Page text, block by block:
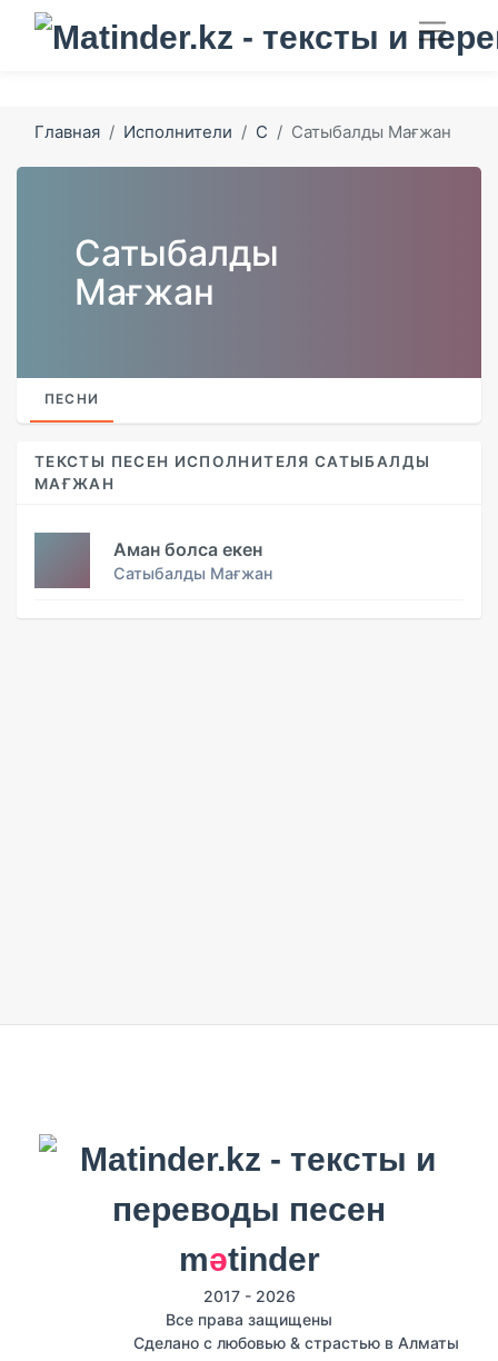
Главная Исполнители С Сатыбалды Мағжан
Сатыбалды
Мағжан
ПЕСНИ
ТЕКСТЫ ПЕСЕН ИСПОЛНИТЕЛЯ САТЫБАЛДЫ
МАҒЖАН
Аман болса екен
Сатыбалды Мағжан
mәtinder
2017 - 2026
Все права защищены
Сделано с любовью & страстью в Алматы